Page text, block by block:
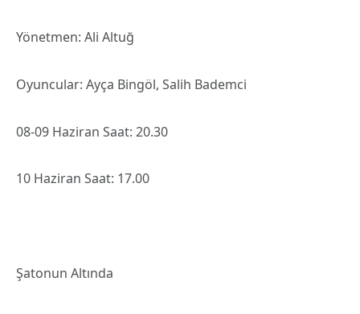
Yönetmen: Ali Altuğ
Oyuncular: Ayça Bingöl, Salih Bademci
08-09 Haziran Saat: 20.30
10 Haziran Saat: 17.00
Şatonun Altında